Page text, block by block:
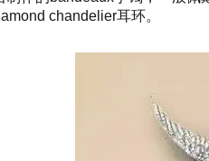
chandelier耳环。